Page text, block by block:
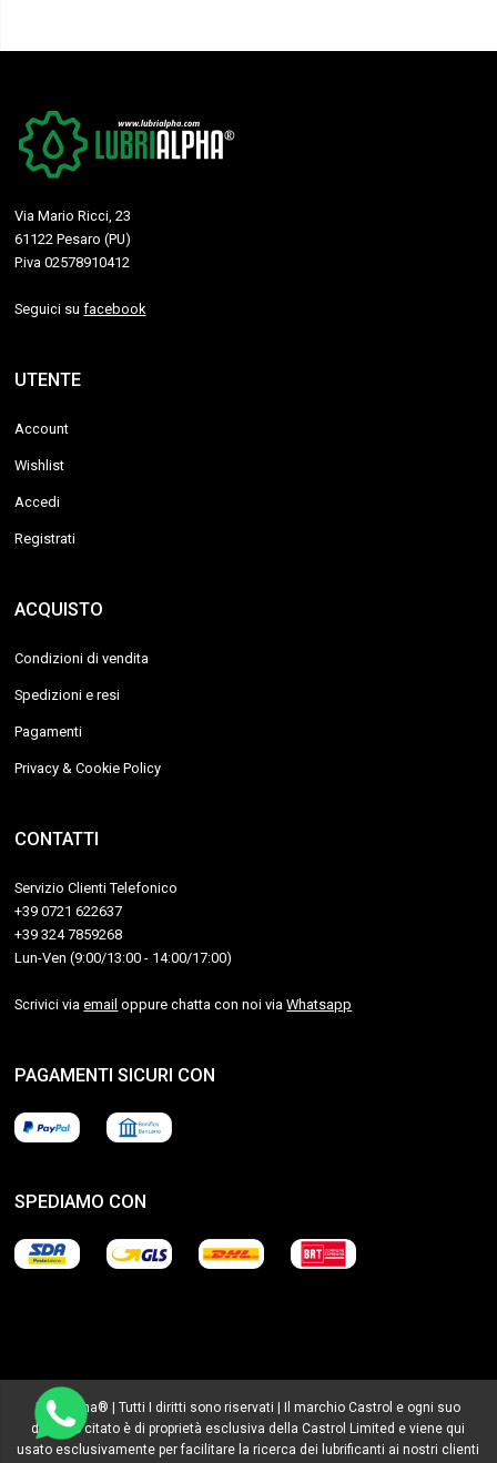
Via Mario Ricci, 23
61122 Pesaro (PU)
P.iva 02578910412
Seguici sufacebook
UTENTE
Account
Wishlist
Accedi
Registrati
ACQUISTO
Condizioni di vendita
Spedizioni e resi
Pagamenti
Privacy & Cookie Policy
CONTATTI
Servizio Clienti Telefonico
+39 0721 622637
+39 324 7859268
Lun-Ven (9:00/13:00 - 14:00/17:00)
Scrivici viaemail oppure chatta con noi viaWhatsapp
PAGAMENTI SICURI CON
SPEDIAMO CON
Lubrialpha® | Tutti I diritti sono riservati | Il marchio Castrol e ogni suo
derivato citato è di proprietà esclusiva della Castrol Limited e viene qui
usato esclusivamente per facilitare la ricerca dei lubrificanti ai nostri clienti